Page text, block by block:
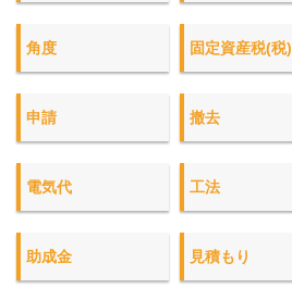
角度 固定資産税(税)
申請 撤去
電気代 工法
助成金 見積もり